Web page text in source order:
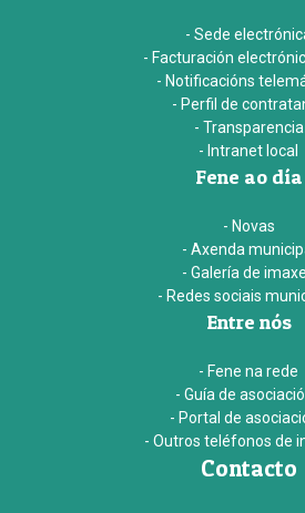
- Sede
- Facturación
- Notificacións
- Perfil de
- Transparencia
- Intranet local
Fene ao día
- Novas
- Axenda
- Galería de
- Redes sociais
Entre nós
- Fene na rede
- Guía de
- Portal de
- Outros teléfonos de
Contacto